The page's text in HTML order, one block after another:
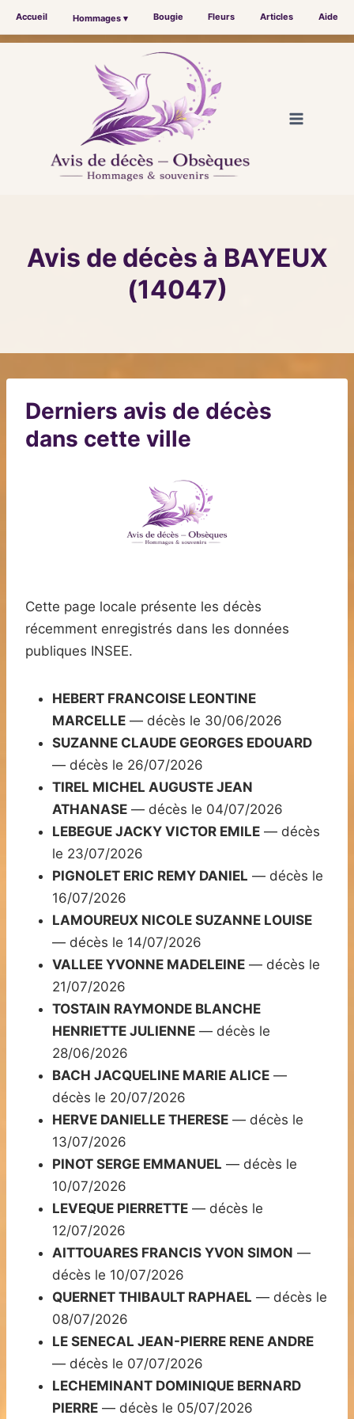
Accueil Hommages ▾ Bougie Fleurs Articles Aide
Avis de décès à BAYEUX
(14047)
Derniers avis de décès
dans cette ville
Cette page locale présente les décès
récemment enregistrés dans les données
publiques INSEE.
HEBERT FRANCOISE LEONTINE
MARCELLE — décès le 30/06/2026
SUZANNE CLAUDE GEORGES EDOUARD
— décès le 26/07/2026
TIREL MICHEL AUGUSTE JEAN
ATHANASE — décès le 04/07/2026
LEBEGUE JACKY VICTOR EMILE — décès
le 23/07/2026
PIGNOLET ERIC REMY DANIEL — décès le
16/07/2026
LAMOUREUX NICOLE SUZANNE LOUISE
— décès le 14/07/2026
VALLEE YVONNE MADELEINE — décès le
21/07/2026
TOSTAIN RAYMONDE BLANCHE
HENRIETTE JULIENNE — décès le
28/06/2026
BACH JACQUELINE MARIE ALICE —
décès le 20/07/2026
HERVE DANIELLE THERESE — décès le
13/07/2026
PINOT SERGE EMMANUEL — décès le
10/07/2026
LEVEQUE PIERRETTE — décès le
12/07/2026
AITTOUARES FRANCIS YVON SIMON —
décès le 10/07/2026
QUERNET THIBAULT RAPHAEL — décès le
08/07/2026
LE SENECAL JEAN-PIERRE RENE ANDRE
— décès le 07/07/2026
LECHEMINANT DOMINIQUE BERNARD
PIERRE — décès le 05/07/2026